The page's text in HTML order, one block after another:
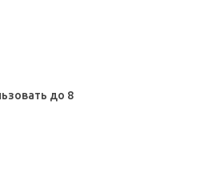
до 8